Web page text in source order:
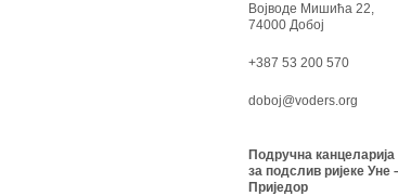
Војводе Мишића 22,
74000 Добој
+387 53 200 570
doboj@voders.org
Подручна канцеларија
за подслив ријеке Уне
Приједор